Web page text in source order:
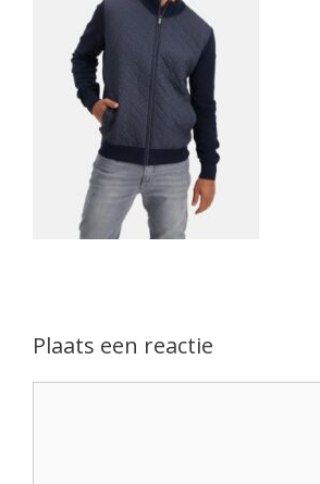
Plaats een reactie